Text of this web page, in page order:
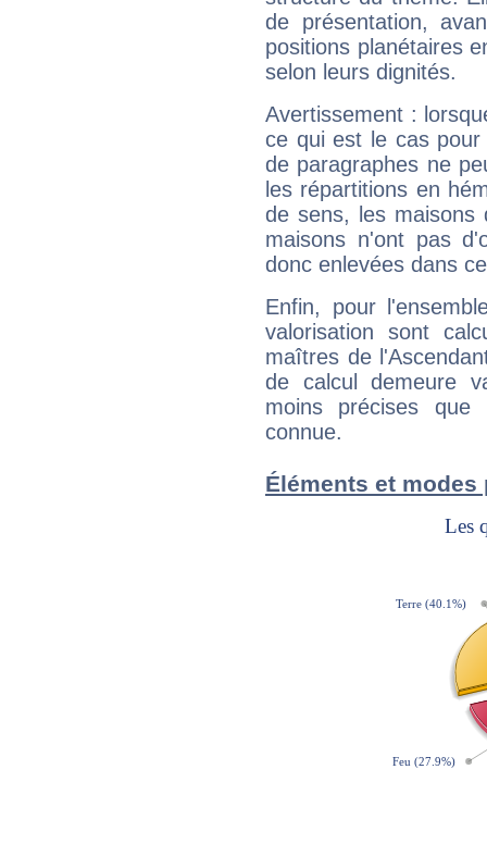
de présentation,
positions planétaires
selon leurs dignités.
Avertissement :
ce qui est le cas
de paragraphes ne
les répartitions en
de sens, les maisons
maisons n'ont pas
donc enlevées dans
Enfin, pour
valorisation sont
maîtres de
de calcul demeure
moins précises que
connue.
Éléments et